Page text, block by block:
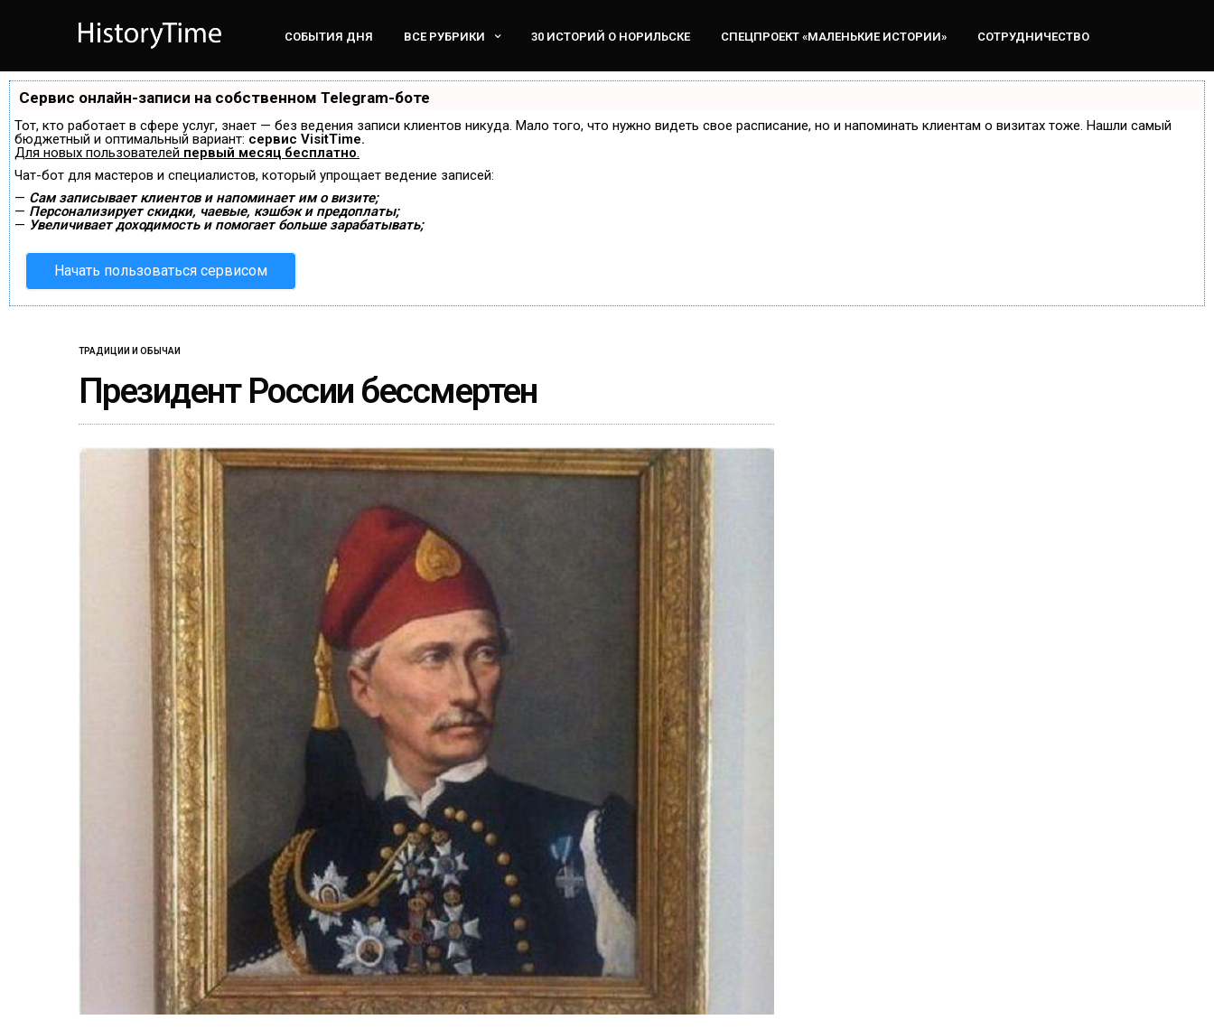
СОБЫТИЯ ДНЯ ВСЕ РУБРИКИ 30 ИСТОРИЙ О НОРИЛЬСКЕ СПЕЦПРОЕКТ «МАЛЕНЬКИЕ ИСТОРИИ» СОТРУДНИЧЕСТВО
Сервис онлайн-записи на собственном Telegram-боте
Тот, кто работает в сфере услуг, знает — без ведения записи клиентов никуда. Мало того, что нужно видеть свое расписание, но и напоминать клиентам о визитах тоже. Нашли самый
бюджетный и оптимальный вариант: сервис VisitTime.
Для новых пользователей первый месяц бесплатно.
Чат-бот для мастеров и специалистов, который упрощает ведение записей:
— Сам записывает клиентов и напоминает им о визите;
— Персонализирует скидки, чаевые, кэшбэк и предоплаты;
— Увеличивает доходимость и помогает больше зарабатывать;
Начать пользоваться сервисом
ТРАДИЦИИ И ОБЫЧАИ
Президент России бессмертен